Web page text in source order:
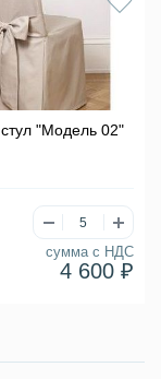
"Модель 02"
сумма с НДС
4 600 ₽